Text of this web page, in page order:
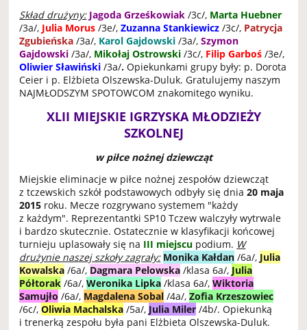
Skład drużyny: Jagoda Grześkowiak /3c/, Marta Huebner
/3a/, Julia Morus /3e/,Zuzanna Stankiewicz /3c/, Patrycja
Zgubieńska /3a/, Karol Gajdowski /3a/,Szymon
Gajdowski /3a/, Mikołaj Ostrowski /3c/, Filip Garboś /3e/,
Oliwier Sławiński /3a/. Opiekunkami grupy były: p. Dorota
Ceier i p. Elżbieta Olszewska-Duluk. Gratulujemy naszym
NAJMŁODSZYM SPOTOWCOM znakomitego wyniku.
XLII MIEJSKIE IGRZYSKA MŁODZIEŻY
SZKOLNEJ
w piłce nożnej dziewcząt
Miejskie eliminacje w piłce nożnej zespołów dziewcząt
z tczewskich szkół podstawowych odbyły się dnia20 maja
2015 roku. Mecze rozgrywano systemem "każdy
z każdym". Reprezentantki SP10 Tczew walczyły wytrwale
i bardzo skutecznie. Ostatecznie w klasyfikacji końcowej
turnieju uplasowały się na III miejscu podium. W
drużynie naszej szkoły zagrały: Monika Kałdan /6a/, Julia
Kowalska /6a/, Dagmara Pelowska /klasa 6a/, Julia
Półtorak /6a/,Weronika Lipka /klasa 6a/,Wiktoria
Samujło /6a/, Magdalena Sobal /4a/,Zofia Krzeszowiec
/6c/,Oliwia Machalska /5a/, Julia Miler /4b/. Opiekunką
i trenerką zespołu była pani Elżbieta Olszewska-Duluk.